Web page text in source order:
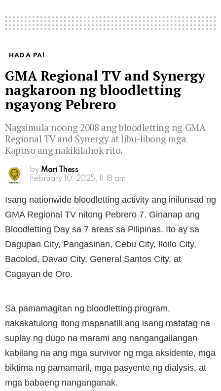
HADA PA!
GMA Regional TV and Synergy
nagkaroon ng bloodletting
ngayong Pebrero
Nagsimula noong 2008 ang bloodletting ng GMA
Regional TV and Synergy at libu-libong mga
Kapuso ang nakikilahok rito.
by Mari Thess
February 10, 2025, 11:18 am
Isang nationwide bloodletting activity ang inilunsad ng
GMA Regional TV nitong Pebrero 7. Ginanap ang
Bloodletting Day sa 7 areas sa Pilipinas. Ito ay sa
Dagupan City, Pangasinan, Cebu City, Iloilo City,
Bacolod, Davao City, General Santos City, at
Cagayan de Oro.
Sa pamamagitan ng bloodletting program,
nakakatulong itong mapanatili ang isang matatag na
suplay ng dugo na marami ang nangangailangan
kabilang na ang mga survivor ng mga aksidente, mga
biktima ng pamamaril, mga pasyente ng dialysis, at
mga babaeng nanganganak.